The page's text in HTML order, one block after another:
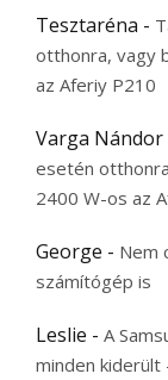
Tesztaréna -
otthonra, vagy
az Aferiy P210
Varga Nándor
esetén
2400 W-os az
George - Nem
számítógép is
Leslie - A
minden kiderült